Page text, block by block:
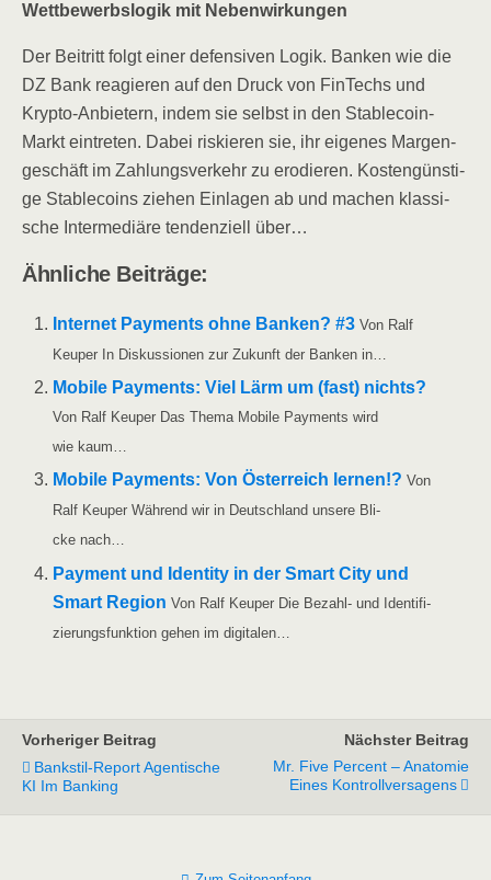
Wett­be­werbs­lo­gik mit Nebenwirkungen
Der Bei­tritt folgt einer defen­si­ven Logik. Ban­ken wie die
DZ Bank reagie­ren auf den Druck von FinTechs und
Kryp­to-Anbie­tern, indem sie selbst in den Sta­b­le­co­in-
Markt ein­tre­ten. Dabei ris­kie­ren sie, ihr eige­nes Mar­gen­
ge­schäft im Zah­lungs­ver­kehr zu ero­die­ren. Kos­ten­güns­ti­
ge Sta­b­le­co­ins zie­hen Ein­la­gen ab und machen klas­si­
sche Inter­me­diä­re ten­den­zi­ell über…
Ähn­li­che Beiträge:
Inter­net Pay­ments ohne Ban­ken? #3 Von Ralf
Keu­per In Dis­kus­sio­nen zur Zukunft der Ban­ken in…
Mobi­le Pay­ments: Viel Lärm um (fast) nichts?
Von Ralf Keu­per Das The­ma Mobi­le Pay­ments wird
wie kaum…
Mobi­le Pay­ments: Von Öster­reich ler­nen!? Von
Ralf Keu­per Wäh­rend wir in Deutsch­land unse­re Bli­
cke nach…
Pay­ment und Iden­ti­ty in der Smart City und
Smart Regi­on Von Ralf Keu­per Die Bezahl- und Iden­ti­fi­
zie­rungs­funk­ti­on gehen im digitalen…
Vorheriger Beitrag
Bankstil-Report Agentische
KI Im Banking
Nächster Beitrag
Mr. Five Percent – Anatomie
Eines Kontrollversagens